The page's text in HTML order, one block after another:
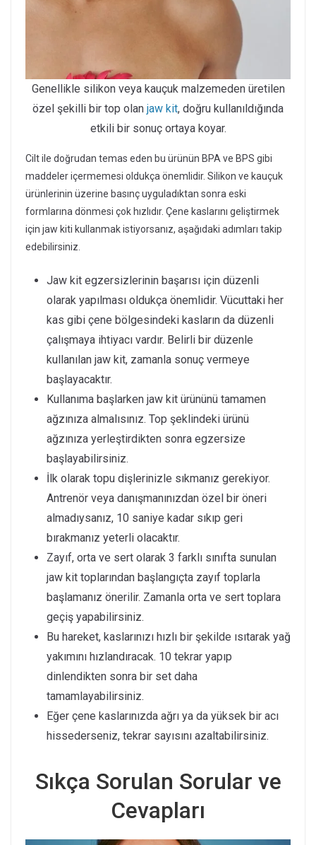
Genellikle silikon veya kauçuk malzemeden üretilen
özel şekilli bir top olan jaw kit, doğru kullanıldığında
etkili bir sonuç ortaya koyar.
Cilt ile doğrudan temas eden bu ürünün BPA ve BPS gibi
maddeler içermemesi oldukça önemlidir. Silikon ve kauçuk
ürünlerinin üzerine basınç uyguladıktan sonra eski
formlarına dönmesi çok hızlıdır. Çene kaslarını geliştirmek
için jaw kiti kullanmak istiyorsanız, aşağıdaki adımları takip
edebilirsiniz.
Jaw kit egzersizlerinin başarısı için düzenli
olarak yapılması oldukça önemlidir. Vücuttaki her
kas gibi çene bölgesindeki kasların da düzenli
çalışmaya ihtiyacı vardır. Belirli bir düzenle
kullanılan jaw kit, zamanla sonuç vermeye
başlayacaktır.
Kullanıma başlarken jaw kit ürününü tamamen
ağzınıza almalısınız. Top şeklindeki ürünü
ağzınıza yerleştirdikten sonra egzersize
başlayabilirsiniz.
İlk olarak topu dişlerinizle sıkmanız gerekiyor.
Antrenör veya danışmanınızdan özel bir öneri
almadıysanız, 10 saniye kadar sıkıp geri
bırakmanız yeterli olacaktır.
Zayıf, orta ve sert olarak 3 farklı sınıfta sunulan
jaw kit toplarından başlangıçta zayıf toplarla
başlamanız önerilir. Zamanla orta ve sert toplara
geçiş yapabilirsiniz.
Bu hareket, kaslarınızı hızlı bir şekilde ısıtarak yağ
yakımını hızlandıracak. 10 tekrar yapıp
dinlendikten sonra bir set daha
tamamlayabilirsiniz.
Eğer çene kaslarınızda ağrı ya da yüksek bir acı
hissederseniz, tekrar sayısını azaltabilirsiniz.
Sıkça Sorulan Sorular ve
Cevapları